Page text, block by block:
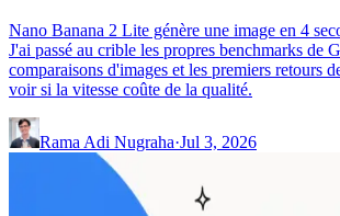
Nano Banana 2 Lite génère une image en 4
J'ai passé au crible les propres benchmarks de
comparaisons d'images et les premiers retours
voir si la vitesse coûte de la qualité.
Rama Adi Nugraha·Jul 3, 2026